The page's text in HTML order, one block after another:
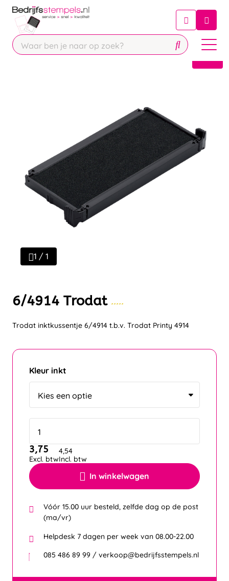
Chatbot
Chat 24/7 met onze chatbot voor
Contact
1 / 1
6/4914 Trodat
Trodat inktkussentje 6/4914 t.b.v. Trodat Printy 4914
Kleur inkt
In winkelwagen
3,75
Excl. btw
4,54
Incl. btw
Vóór 15.00 uur besteld, zelfde dag op de post
(ma/vr)
Helpdesk 7 dagen per week van 08.00-22.00
085 486 89 99 / verkoop@bedrijfsstempels.nl